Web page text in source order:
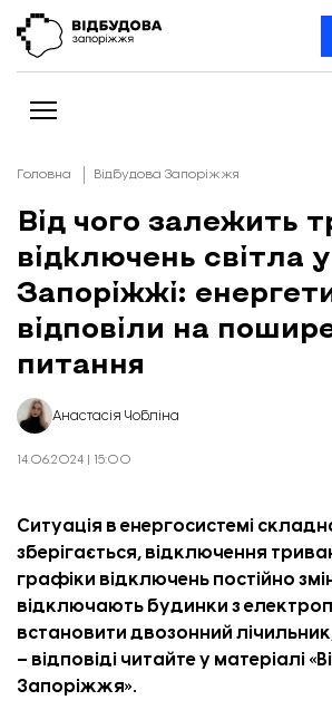
Новини
Відбудова Запоріжжя
Ексклюзив
Бізнес
Шлях додому
Відбудова. Життя
Колонки
Про нас
Редакційна політика
Головна Відбудова Запоріжжя
Від чого залежить
відключень світла у
Запоріжжі:
відповіли на
питання
Анастасія Чобліна
14.06.2024 | 15:00
Ситуація в енергосистемі
зберігається, відключення
графіки відключень постійно
відключають будинки з
встановити двозонний
– відповіді читайте у матеріалі «
Запоріжжя».